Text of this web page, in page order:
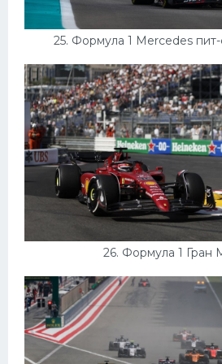
25. Формула 1 Mercedes
26. Формула 1 Гран